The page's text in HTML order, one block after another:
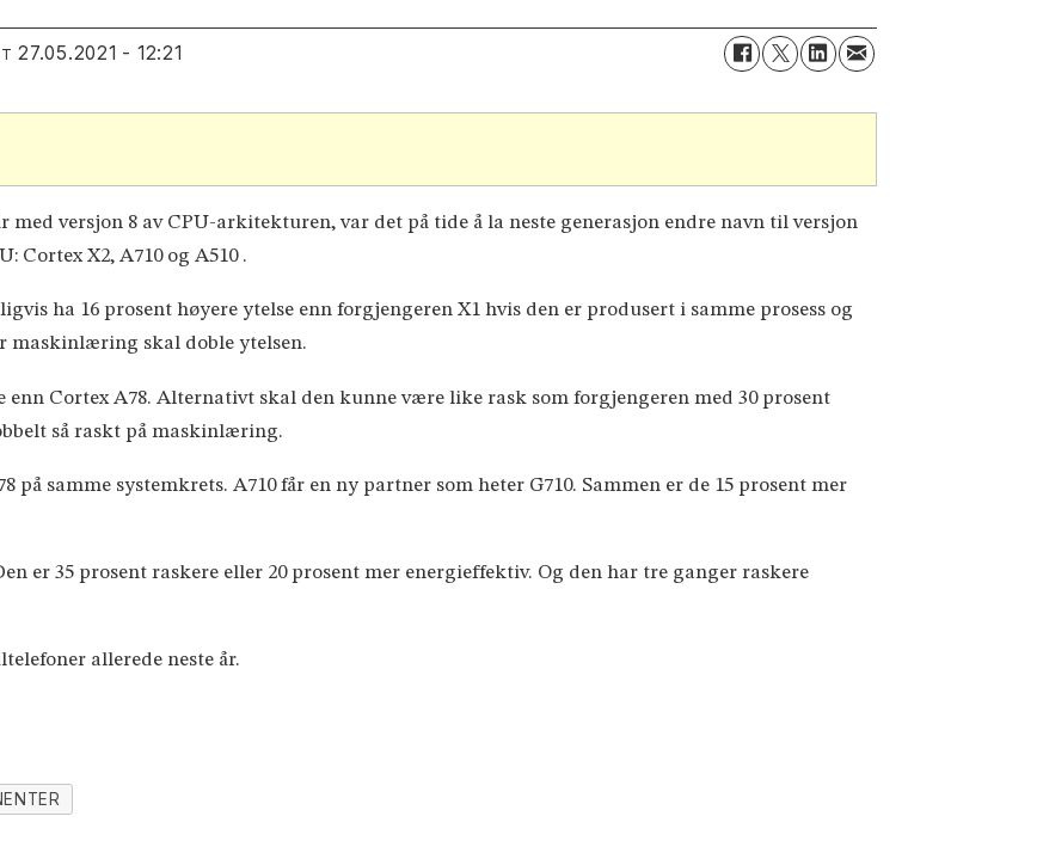
27.05.2021 - 12:21
versjon 8 av CPU-arkitekturen, var det på tide å la neste generasjon endre navn til versjon
Cortex X2, A710 og A510 .
ha 16 prosent høyere ytelse enn forgjengeren X1 hvis den er produsert i samme prosess og
maskinlæring skal doble ytelsen.
enn Cortex A78. Alternativt skal den kunne være like rask som forgjengeren med 30 prosent
så raskt på maskinlæring.
samme systemkrets. A710 får en ny partner som heter G710. Sammen er de 15 prosent mer
er 35 prosent raskere eller 20 prosent mer energieffektiv. Og den har tre ganger raskere
allerede neste år.